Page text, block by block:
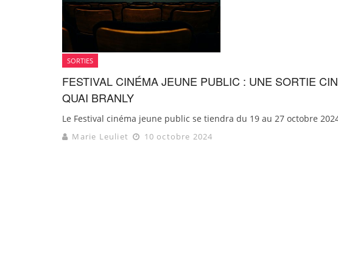
SORTIES
FESTIVAL CINÉMA JEUNE PUBLIC : UNE SORTIE
QUAI BRANLY
Le Festival cinéma jeune public se tiendra du 19 au 27 octobre
Marie Leuliet 10 octobre 2024